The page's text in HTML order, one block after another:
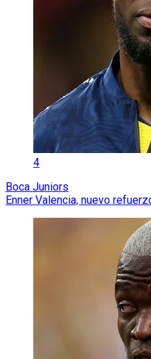
4
Boca Juniors
Enner Valencia, nuevo